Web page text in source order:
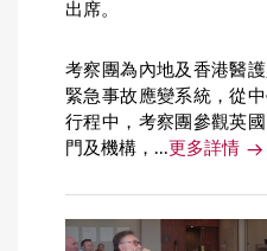
出席。
考察團為內地及香港醫
緊急事故應變系統，從
行程中，考察團參觀英
門及機構，... 更多詳情